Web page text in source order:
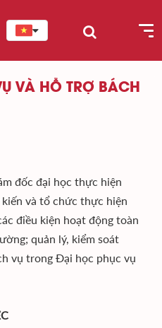
VÀ HỖ TRỢ BÁCH
đốc đại học thực hiện
và tổ chức thực hiện
điều kiện hoạt động toàn
quản lý, kiểm soát
vụ trong Đại học phục vụ